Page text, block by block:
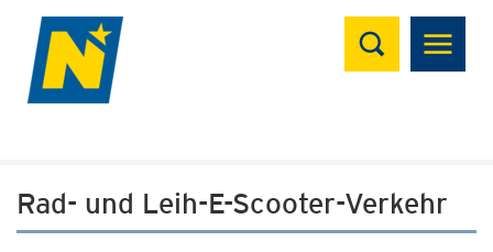
Suchen
Rad- und Leih-E-Scooter-Verkehr